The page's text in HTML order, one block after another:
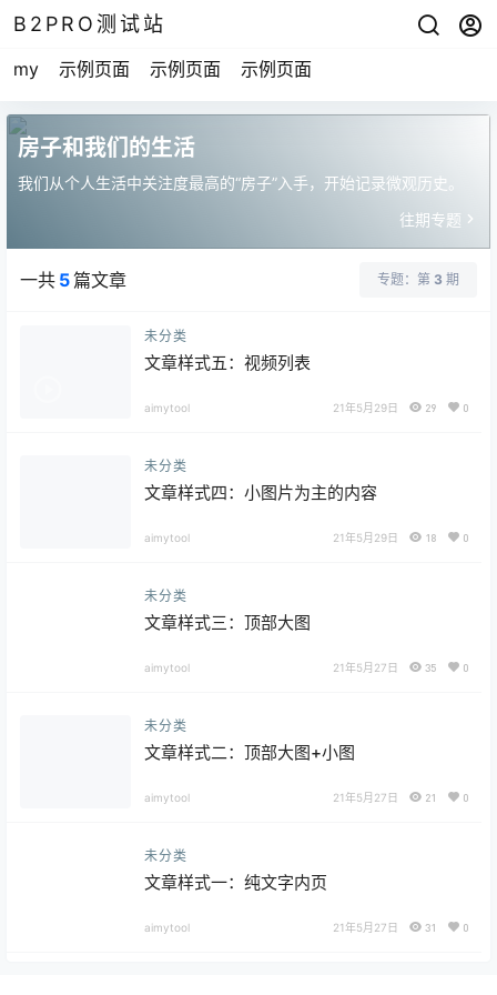
B2PRO测试站
my 示例页面 示例页面 示例页面
房子和我们的生活
我们从个人生活中关注度最高的“房子”入手，开始记录微观历史。
往期专题
一共 5篇文章 专题：第 3 期
未分类
文章样式五：视频列表
aimytool 21年5月29日 29 0
未分类
文章样式四：小图片为主的内容
aimytool 21年5月29日 18 0
未分类
文章样式三：顶部大图
aimytool 21年5月27日 35 0
未分类
文章样式二：顶部大图+小图
aimytool 21年5月27日 21 0
未分类
文章样式一：纯文字内页
aimytool 21年5月27日 31 0